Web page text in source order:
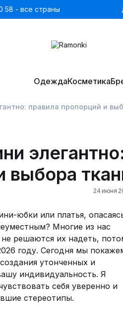
58 - все страны
ОдеждаКосметика
правила пропорций и
выбора
24 июня
юбки или платья,
Многие из нас
решаются их надеть,
году. Сегодня мы
утонченных и
индивидуальность. Я
себя уверенно и
стереотипы.